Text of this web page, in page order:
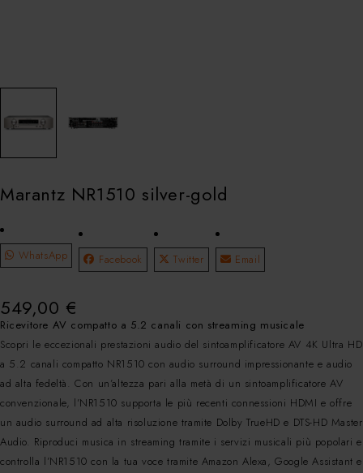
Marantz NR1510 silver-gold
WhatsApp Facebook Twitter Email
549,00 €
Ricevitore AV compatto a 5.2 canali con streaming musicale
Scopri le eccezionali prestazioni audio del sintoamplificatore AV 4K Ultra HD
a 5.2 canali compatto NR1510 con audio surround impressionante e audio
ad alta fedeltà. Con un’altezza pari alla metà di un sintoamplificatore AV
convenzionale, l’NR1510 supporta le più recenti connessioni HDMI e offre
un audio surround ad alta risoluzione tramite Dolby TrueHD e DTS-HD Master
Audio. Riproduci musica in streaming tramite i servizi musicali più popolari e
controlla l’NR1510 con la tua voce tramite Amazon Alexa, Google Assistant e